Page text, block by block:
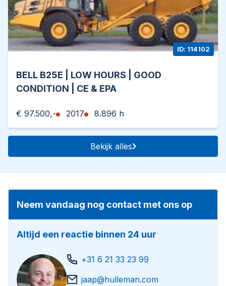
BELL B25E | LOW HOURS | GOOD
CONDITION | CE & EPA
€ 97.500,- 2017 8.896 h
ID: 114102
Bekijk alles
Neem vandaag nog contact met ons op
Altijd een reactie binnen 24 uur
+31 6 21 33 23 99
jaap@hulleman.com